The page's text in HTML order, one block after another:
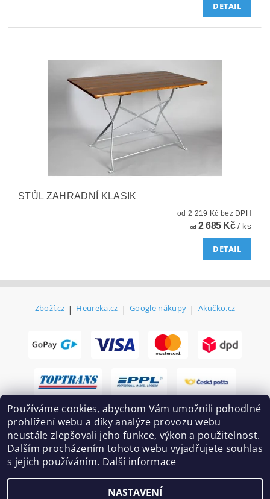
DETAIL
STŮL ZAHRADNÍ KLASIK
od 2 219 Kč bez DPH
od2 685 Kč/ ks
DETAIL
Zboží.cz | Heureka.cz | Google nákupy | Akučko.cz
Vytvořil Shoptet
Používáme cookies, abychom Vám umožnili pohodlné
prohlížení webu a díky analýze provozu webu
neustále zlepšovali jeho funkce, výkon a použitelnost.
Dalším procházením tohoto webu vyjadřujete souhlas
s jejich používáním. Další informace
NASTAVENÍ